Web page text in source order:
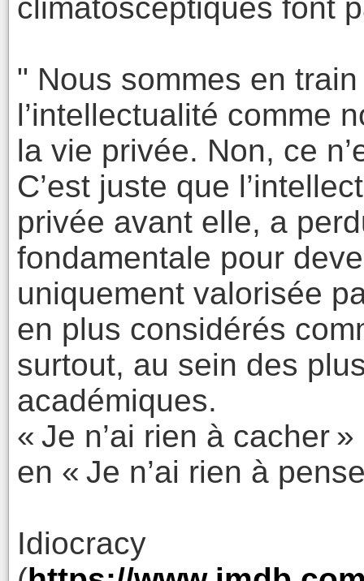
climatosceptiques font
" Nous sommes en
l’intellectualité comme
la vie privée. Non, ce
C’est juste que
privée avant elle, a
fondamentale pour
uniquement valorisée
en plus considérés
surtout, au sein des
académiques.
« Je n’ai rien à cacher
en « Je n’ai rien à
Idiocracy